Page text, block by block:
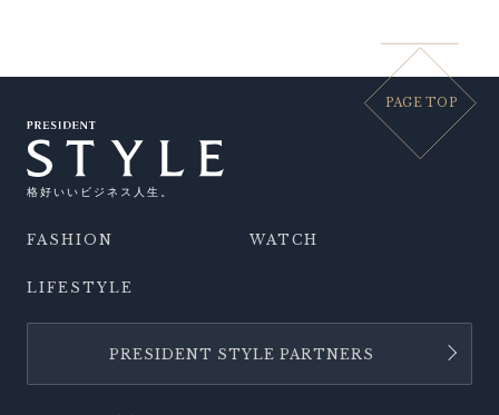
PAGE TOP
格好いいビジネス人生。
FASHION WATCH
LIFESTYLE
PRESIDENT STYLE PARTNERS